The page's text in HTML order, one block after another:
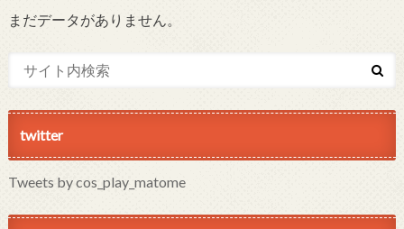
まだデータがありません。
twitter
Tweets by cos_play_matome